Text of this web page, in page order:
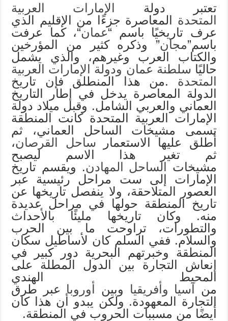
تعتبر دولة الإمارات العربية
المتحدة المعاصرة جزءًا من الإقليم الذي
عرف تاريخيًا باسم “عمان“، كما عرفت
باسم”مجان” وذكره كثير من المؤرخين
والكتاب العرب وغيرهم، والذي يشمل
حاليًا سلطنة عمان ودولة الإمارات العربية
المتحدة .من هذا المنطلق فإن تاريخ
الدولة المعاصرة يدخل في إطار التاريخ
العماني والعربي الشامل. وقبل ميلاد دولة
الإمارات العربية المتحدة كانت المنطقة
تسمى مشيخات الساحل العماني، ثم
أطلق عليها الاستعمار ساحل القرصان،
ثم تغير هذا الاسم ليصبح
مشيخات الساحل المهادن. ويقسم تاريخ
الإمارات إلى ست مراحل رئيسية عبر
العصور المتلاحقة، ولا ينفصل تاريخها عن
تاريخ المنطقة حولها في مراحل عديدة
منه. وكان تاريخها مليئًا بالأحداث
والتطورات، تراوحت ما بين الحرب
والسلام. ففي السلم كان لأساطيل سكان
المنطقة وخبرتهم البحرية دور كبير في
إنعاش التجارة بين الدول المطلة على
المحيط الهندي
من آسيا وأفريقيا وبين أوروبا عبر طرق
التجارة المعهودة. ولكن يبدو أن هذا كان
أيضًا من مسببات الحروب في المنطقة.